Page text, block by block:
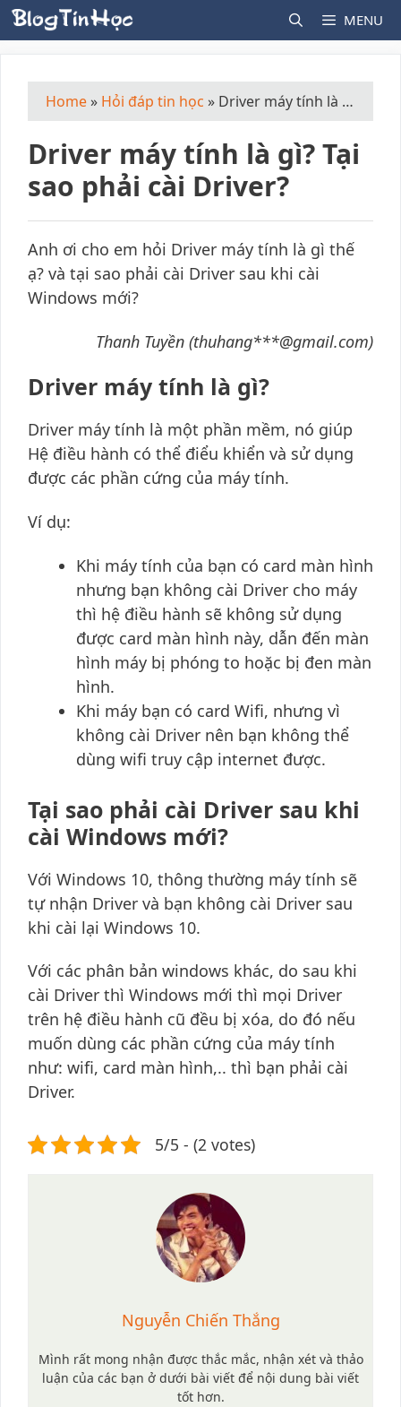
Skip
to
MENU
Home » Hỏi đáp tin học » Driver máy tính là gì? Tại sao phải cài Driver?
Driver máy tính là gì? Tại
sao phải cài Driver?
Anh ơi cho em hỏi Driver máy tính là gì thế
ạ? và tại sao phải cài Driver sau khi cài
Windows mới?
Thanh Tuyền (thuhang***@gmail.com)
Driver máy tính là gì?
Driver máy tính là một phần mềm, nó giúp
Hệ điều hành có thể điểu khiển và sử dụng
được các phần cứng của máy tính.
Ví dụ:
Khi máy tính của bạn có card màn hình
nhưng bạn không cài Driver cho máy
thì hệ điều hành sẽ không sử dụng
được card màn hình này, dẫn đến màn
hình máy bị phóng to hoặc bị đen màn
hình.
Khi máy bạn có card Wifi, nhưng vì
không cài Driver nên bạn không thể
dùng wifi truy cập internet được.
Tại sao phải cài Driver sau khi
cài Windows mới?
Với Windows 10, thông thường máy tính sẽ
tự nhận Driver và bạn không cài Driver sau
khi cài lại Windows 10.
Với các phân bản windows khác, do sau khi
cài Driver thì Windows mới thì mọi Driver
trên hệ điều hành cũ đều bị xóa, do đó nếu
muốn dùng các phần cứng của máy tính
như: wifi, card màn hình,.. thì bạn phải cài
Driver.
5/5 - (2 votes)
Nguyễn Chiến Thắng
Mình rất mong nhận được thắc mắc, nhận xét và thảo
luận của các bạn ở dưới bài viết để nội dung bài viết
tốt hơn.